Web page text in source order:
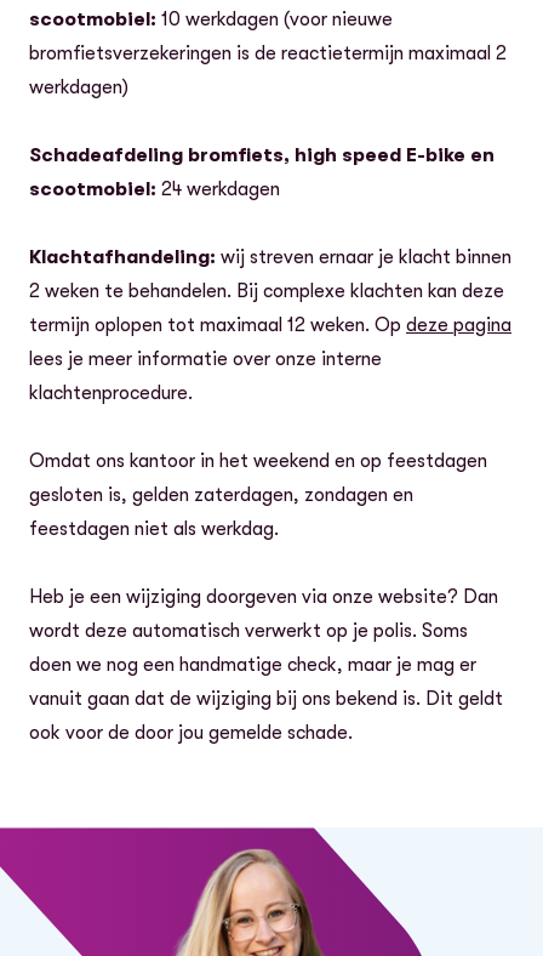
scootmobiel: 10 werkdagen (voor nieuwe
bromfietsverzekeringen is de reactietermijn maximaal 2
werkdagen)
Schadeafdeling bromfiets, high speed E-bike en
scootmobiel: 24 werkdagen
Klachtafhandeling: wij streven ernaar je klacht binnen
2 weken te behandelen. Bij complexe klachten kan deze
termijn oplopen tot maximaal 12 weken. Op deze pagina
lees je meer informatie over onze interne
klachtenprocedure.
Omdat ons kantoor in het weekend en op feestdagen
gesloten is, gelden zaterdagen, zondagen en
feestdagen niet als werkdag.
Heb je een wijziging doorgeven via onze website? Dan
wordt deze automatisch verwerkt op je polis. Soms
doen we nog een handmatige check, maar je mag er
vanuit gaan dat de wijziging bij ons bekend is. Dit geldt
ook voor de door jou gemelde schade.